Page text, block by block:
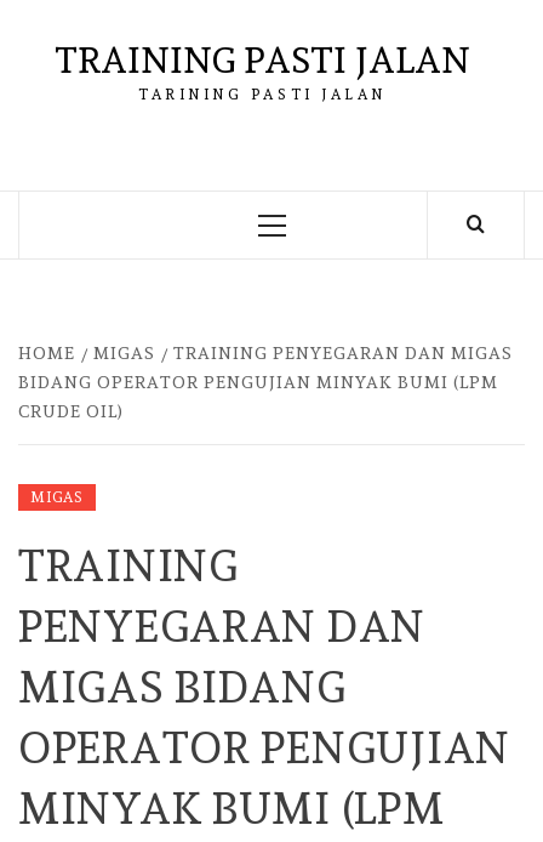
contentTRAINING PASTI JALAN
TARINING PASTI JALAN
Primary
HOME MIGAS
TRAINING PENYEGARAN DAN MIGAS
BIDANG OPERATOR PENGUJIAN MINYAK BUMI (LPM
CRUDE OIL)
MIGAS
TRAINING
PENYEGARAN DAN
MIGAS BIDANG
OPERATOR PENGUJIAN
MINYAK BUMI (LPM